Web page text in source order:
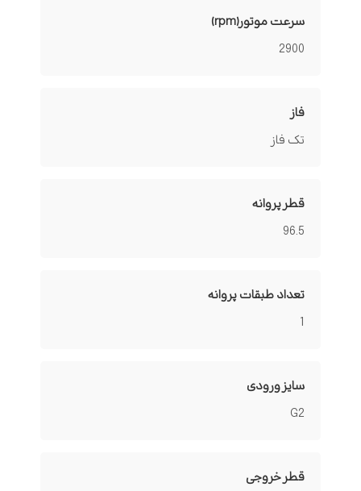
سرعت موتور(rpm)
2900
فاز
تک فاز
قطر پروانه
96.5
تعداد طبقات پروانه
1
سایز ورودی
G2
قطر خروجی